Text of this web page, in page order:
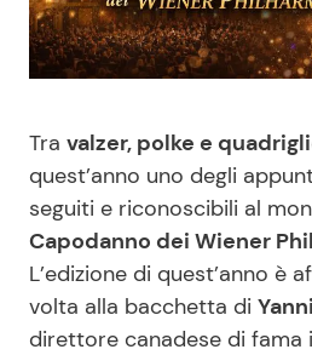
Casa
Mondo Mamma
News benessere
Salute
Tra valzer, polke e
quest’anno uno degli
seguiti e riconoscibili al
Capodanno dei Wiener
L’edizione di quest’anno è
volta alla bacchetta di
direttore canadese di fama